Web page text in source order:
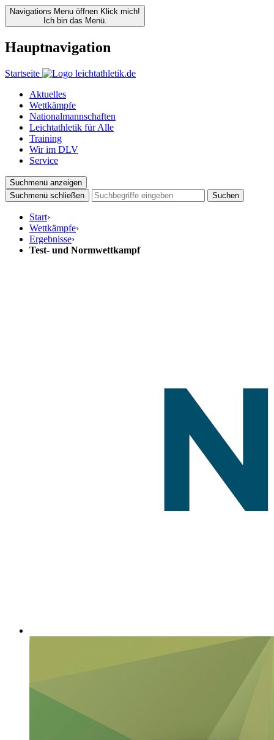
Navigations Menu öffnen Klick mich!
Ich bin das Menü.
Hauptnavigation
Startseite
Aktuelles
Wettkämpfe
Nationalmannschaften
Leichtathletik für Alle
Training
Wir im DLV
Service
Suchmenü anzeigen
Suchmenü schließen
Suchen
Start›
Wettkämpfe›
Ergebnisse›
Test- und Normwettkampf